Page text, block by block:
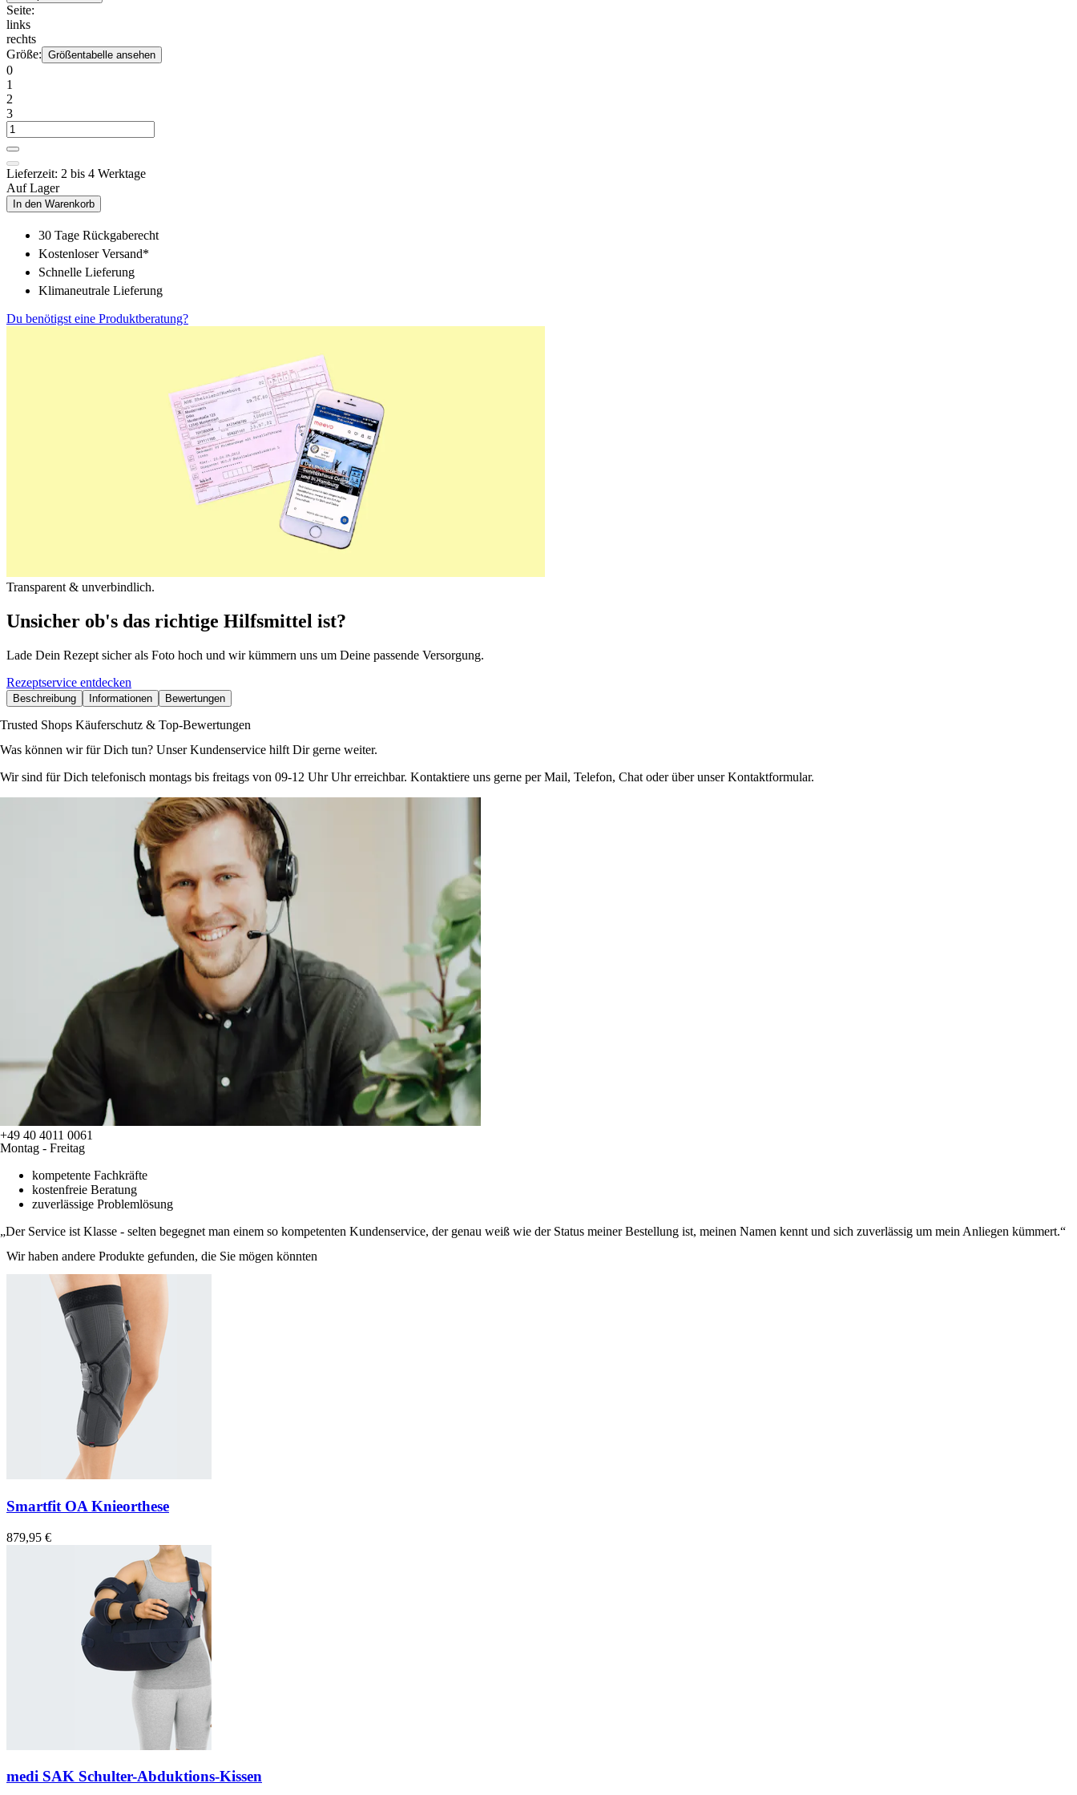
Seite:
links
rechts
Größe: Größentabelle ansehen
0
1
2
3
Lieferzeit: 2 bis 4 Werktage
Auf Lager
In den Warenkorb
30 Tage Rückgaberecht
Kostenloser Versand*
Schnelle Lieferung
Klimaneutrale Lieferung
Du benötigst eine Produktberatung?
Transparent & unverbindlich.
Unsicher ob's das richtige Hilfsmittel ist?
Lade Dein Rezept sicher als Foto hoch und wir kümmern uns um Deine passende Versorgung.
Rezeptservice entdecken
Beschreibung Informationen Bewertungen
Trusted Shops Käuferschutz & Top-Bewertungen
Was können wir für Dich tun? Unser Kundenservice hilft Dir gerne weiter.
Wir sind für Dich telefonisch montags bis freitags von 09-12 Uhr Uhr erreichbar. Kontaktiere uns gerne per Mail, Telefon, Chat oder über unser Kontaktformular.
+49 40 4011 0061
Montag - Freitag
kompetente Fachkräfte
kostenfreie Beratung
zuverlässige Problemlösung
Der Service ist Klasse - selten begegnet man einem so kompetenten Kundenservice, der genau weiß wie der Status meiner Bestellung ist, meinen Namen kennt und sich zuverlässig um mein Anliegen kümmert.
Wir haben andere Produkte gefunden, die Sie mögen könnten
Smartfit OA Knieorthese
879,95 €
medi SAK Schulter-Abduktions-Kissen